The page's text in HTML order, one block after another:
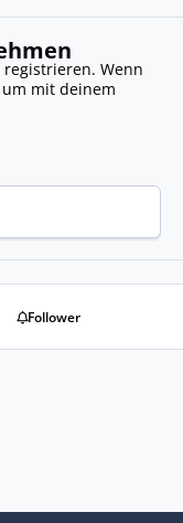
Wenn
um mit deinem
Follower